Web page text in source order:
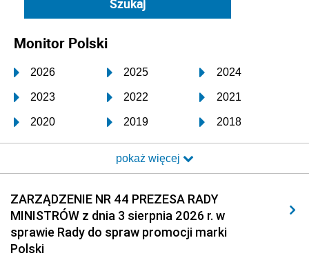
Monitor Polski
2026 2025 2024
2023 2022 2021
2020 2019 2018
2017 2016 2015
2014 2013 2012
2011 2010 2009
2008 2007 2006
2005
pokaż więcej
ZARZĄDZENIE NR 44 PREZESA RADY
MINISTRÓW z dnia 3 sierpnia 2026 r. w
sprawie Rady do spraw promocji marki
Polski